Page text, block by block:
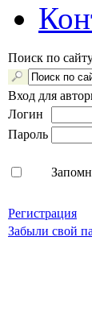
Поиск по
Вход для
Логин
Пароль
Регистрация
Забыли свой